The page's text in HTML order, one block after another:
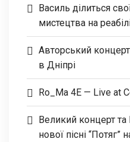
Василь ділиться
мистецтва на
Авторський концерт
в Дніпрі
Ro_Ma 4E — Live at
Великий концерт
нової пісні “Потяг”